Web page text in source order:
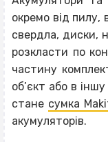
окремо від пилу,
свердла, диски,
розкласти по
частину
об’єкт або в
стане сумка
акумуляторів.